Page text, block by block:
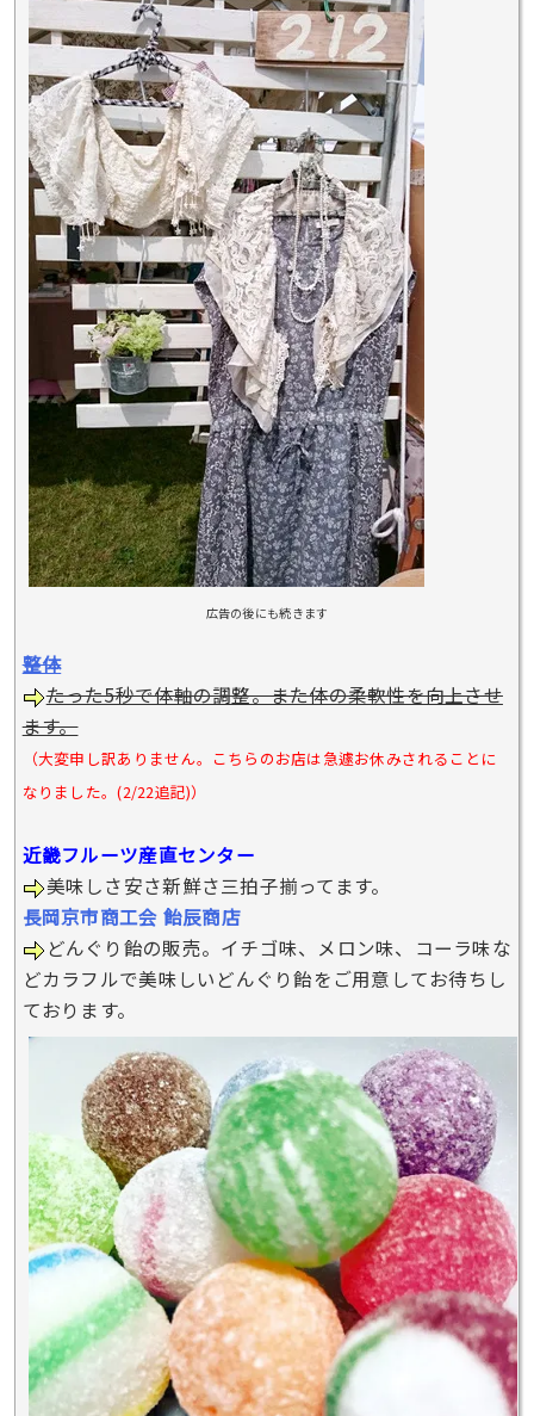
広告の後にも続きます
整体
たった5秒で体軸の調整。また体の柔軟性を向上させ
ます。
（大変申し訳ありません。こちらのお店は急遽お休みされることに
なりました。(2/22追記)）
近畿フルーツ産直センター
美味しさ安さ新鮮さ三拍子揃ってます。
長岡京市商工会 飴辰商店
どんぐり飴の販売。イチゴ味、メロン味、コーラ味な
どカラフルで美味しいどんぐり飴をご用意してお待ちし
ております。